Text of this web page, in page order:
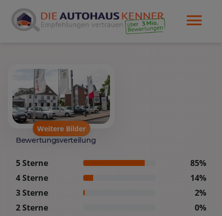
Weitere Bilder
Bewertungsverteilung
5 Sterne
85%
4 Sterne
14%
3 Sterne
2%
2 Sterne
0%